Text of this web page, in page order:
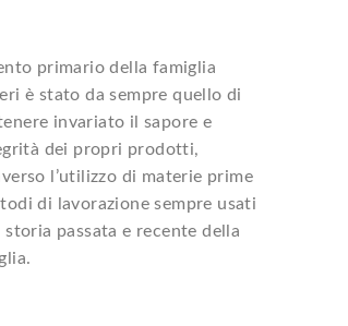
primario della famiglia
è stato da sempre quello di
invariato il sapore e
dei propri prodotti,
l’utilizzo di materie prime
di lavorazione sempre usati
storia passata e recente della